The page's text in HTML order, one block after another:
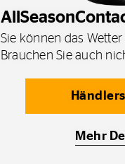
Sie können das
Brauchen Sie auch
Mehr